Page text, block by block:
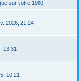
sur votre 1000
2026, 21:24
13:31
10:21